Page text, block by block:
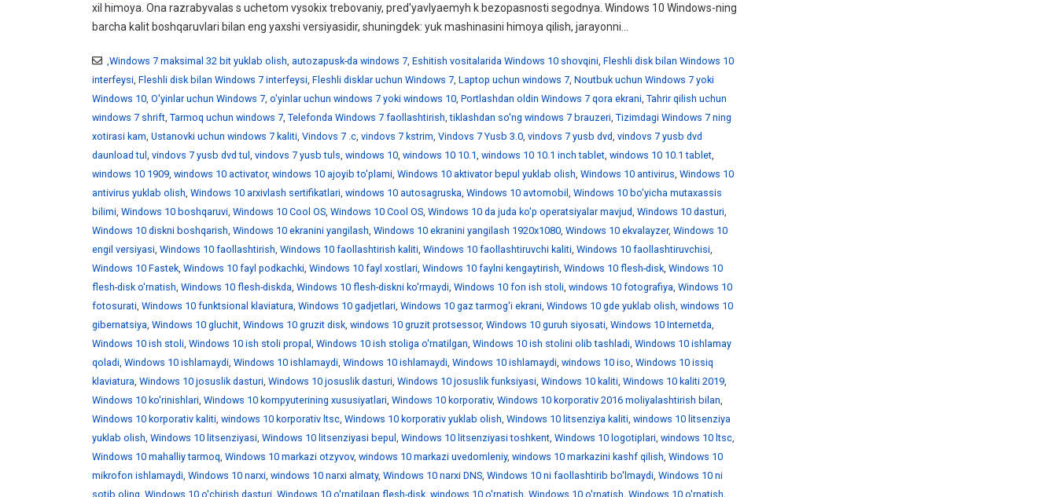
xil himoya. Ona razrabyvalas s uchetom vysokix trebovaniy, pred'yavlyaemyh k bezopasnosti segodnya. Windows 10 Windows-ning
barcha kalit boshqaruvlari bilan eng yaxshi versiyasidir, shuningdek: yuk mashinasini himoya qilish, jarayonni...
,Windows 7 maksimal 32 bit yuklab olish, autozapusk-da windows 7, Eshitish vositalarida Windows 10 shovqini, Fleshli disk bilan Windows 10
interfeysi, Fleshli disk bilan Windows 7 interfeysi, Fleshli disklar uchun Windows 7, Laptop uchun windows 7, Noutbuk uchun Windows 7 yoki
Windows 10, O'yinlar uchun Windows 7, o'yinlar uchun windows 7 yoki windows 10, Portlashdan oldin Windows 7 qora ekrani, Tahrir qilish uchun
windows 7 shrift, Tarmoq uchun windows 7, Telefonda Windows 7 faollashtirish,tiklashdan so'ng windows 7 brauzeri, Tizimdagi Windows 7 ning
xotirasi kam, Ustanovki uchun windows 7 kaliti, Vindovs 7 .c, vindovs 7 kstrim, Vindovs 7 Yusb 3.0, vindovs 7 yusb dvd, vindovs 7 yusb dvd
daunload tul , vindovs 7 yusb dvd tul , vindovs 7 yusb tuls, windows 10, windows 10 10.1, windows 10 10.1 inch tablet, windows 10 10.1 tablet,
windows 10 1909, windows 10 activator, windows 10 ajoyib to'plami, Windows 10 aktivator bepul yuklab olish, Windows 10 antivirus, Windows 10
antivirus yuklab olish, Windows 10 arxivlash sertifikatlari, windows 10 autosagruska, Windows 10 avtomobil , Windows 10 bo'yicha mutaxassis
bilimi, Windows 10 boshqaruvi, Windows 10 Cool OS, Windows 10 Cool OS, Windows 10 da juda ko'p operatsiyalar mavjud, Windows 10 dasturi,
Windows 10 diskni boshqarish, Windows 10 ekranini yangilash, Windows 10 ekranini yangilash 1920x1080, Windows 10 ekvalayzer, Windows 10
engil versiyasi, Windows 10 faollashtirish, Windows 10 faollashtirish kaliti, Windows 10 faollashtiruvchi kaliti, Windows 10 faollashtiruvchisi,
Windows 10 Fastek, Windows 10 fayl podkachki, Windows 10 fayl xostlari, Windows 10 faylni kengaytirish, Windows 10 flesh-disk, Windows 10
flesh-disk o'rnatish, Windows 10 flesh-diskda, Windows 10 flesh-diskni ko'rmaydi, Windows 10 fon ish stoli, windows 10 fotografiya, Windows 10
fotosurati, Windows 10 funktsional klaviatura, Windows 10 gadjetlari, Windows 10 gaz tarmog'i ekrani, Windows 10 gde yuklab olish, windows 10
gibernatsiya, Windows 10 gluchit, Windows 10 gruzit disk, windows 10 gruzit protsessor, Windows 10 guruh siyosati, Windows 10 Internetda,
Windows 10 ish stoli, Windows 10 ish stoli propal , Windows 10 ish stoliga o'rnatilgan, Windows 10 ish stolini olib tashladi, Windows 10 ishlamay
qoladi, Windows 10 ishlamaydi, Windows 10 ishlamaydi, Windows 10 ishlamaydi, Windows 10 ishlamaydi, windows 10 iso, Windows 10 issiq
klaviatura, Windows 10 josuslik dasturi, Windows 10 josuslik dasturi, Windows 10 josuslik funksiyasi, Windows 10 kaliti, Windows 10 kaliti 2019,
Windows 10 ko'rinishlari, Windows 10 kompyuterining xususiyatlari, Windows 10 korporativ, Windows 10 korporativ 2016 moliyalashtirish bilan,
Windows 10 korporativ kaliti, windows 10 korporativ ltsc, Windows 10 korporativ yuklab olish, Windows 10 litsenziya kaliti, windows 10 litsenziya
yuklab olish, Windows 10 litsenziyasi, Windows 10 litsenziyasi bepul , Windows 10 litsenziyasi toshkent, Windows 10 logotiplari, windows 10 ltsc,
Windows 10 mahalliy tarmoq, Windows 10 markazi otzyvov, windows 10 markazi uvedomleniy, windows 10 markazini kashf qilish, Windows 10
mikrofon ishlamaydi, Windows 10 narxi, windows 10 narxi almaty, Windows 10 narxi DNS, Windows 10 ni faollashtirib bo'lmaydi, Windows 10 ni
sotib oling, Windows 10 o'chirish dasturi, Windows 10 o'rnatilgan flesh-disk, windows 10 o'rnatish, Windows 10 o'rnatish, Windows 10 o'rnatish,